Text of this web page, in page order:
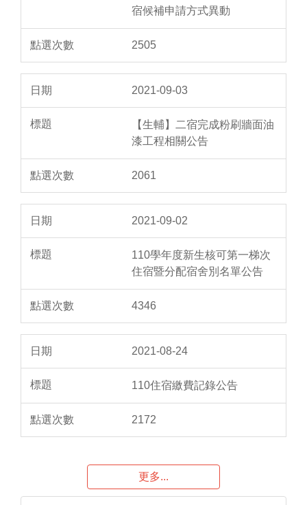
宿候補申請方式異動
2505
2021-09-03
【生輔】二宿完成粉刷牆面油
漆工程相關公告
2061
2021-09-02
110學年度新生核可第一梯次
住宿暨分配宿舍別名單公告
4346
2021-08-24
110住宿繳費記錄公告
2172
更多...